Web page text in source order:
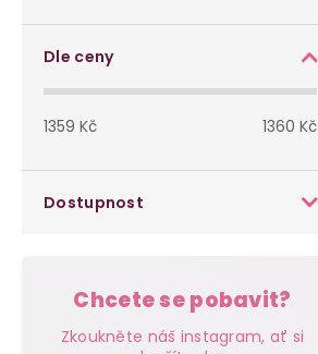
o
Dle ceny
1359 Kč 1360 Kč
Dostupnost
Chcete se pobavit?
Zkoukněte náš instagram, ať si